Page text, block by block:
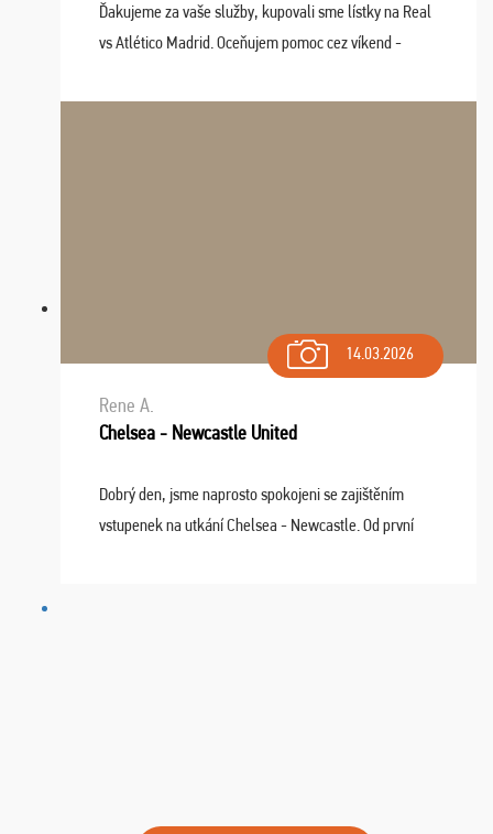
Ďakujeme za vaše služby, kupovali sme lístky na Real
vs Atlético Madrid. Oceňujem pomoc cez víkend -
spokojnosti. Sedenie bolo dobré, štadión Barnabéu ...
14.03.2026
Rene A.
Chelsea - Newcastle United
Dobrý den, jsme naprosto spokojeni se zajištěním
vstupenek na utkání Chelsea - Newcastle. Od první